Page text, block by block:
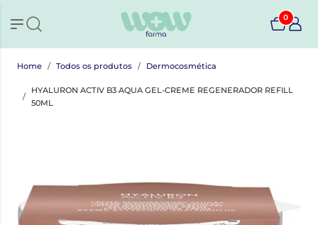
0
Home Todos os produtos Dermocosmética
HYALURON ACTIV B3 AQUA GEL-CREME REGENERADOR REFILL
50ML